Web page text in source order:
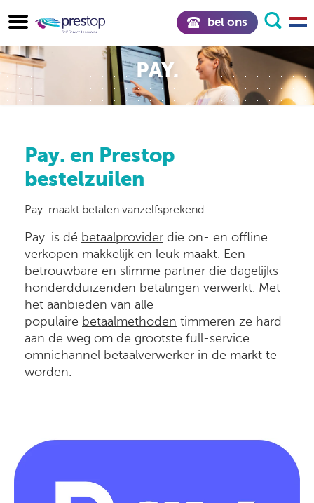
bel ons
PAY.
Pay. en Prestop
bestelzuilen
Pay. maakt betalen vanzelfsprekend
Pay. is dé betaalprovider die on- en offline
verkopen makkelijk en leuk maakt. Een
betrouwbare en slimme partner die dagelijks
honderdduizenden betalingen verwerkt. Met
het aanbieden van alle
populaire betaalmethoden timmeren ze hard
aan de weg om de grootste full-service
omnichannel betaalverwerker in de markt te
worden.